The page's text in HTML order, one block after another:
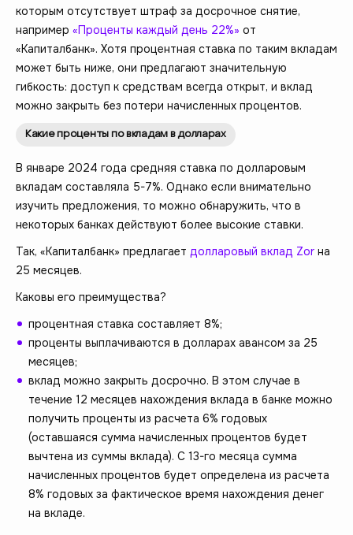
которым отсутствует штраф за досрочное снятие,
например «Проценты каждый день 22%» от
«Капиталбанк». Хотя процентная ставка по таким вкладам
может быть ниже, они предлагают значительную
гибкость: доступ к средствам всегда открыт, и вклад
можно закрыть без потери начисленных процентов.
Какие проценты по вкладам в долларах
В январе 2024 года средняя ставка по долларовым
вкладам составляла 5-7%. Однако если внимательно
изучить предложения, то можно обнаружить, что в
некоторых банках действуют более высокие ставки.
Так, «Капиталбанк» предлагает долларовый вклад Zor на
25 месяцев.
Каковы его преимущества?
процентная ставка составляет 8%;
проценты выплачиваются в долларах авансом за 25
месяцев;
вклад можно закрыть досрочно. В этом случае в
течение 12 месяцев нахождения вклада в банке можно
получить проценты из расчета 6% годовых
(оставшаяся сумма начисленных процентов будет
вычтена из суммы вклада). С 13-го месяца сумма
начисленных процентов будет определена из расчета
8% годовых за фактическое время нахождения денег
на вкладе.